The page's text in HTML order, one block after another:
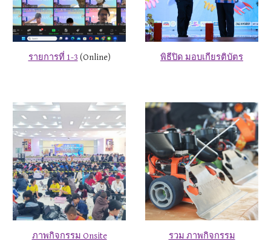
รายการที่ 1-3 (Online) พิธีปิด มอบเกียรติบัตร
ภาพกิจกรรม Onsite รวม ภาพกิจกรรม